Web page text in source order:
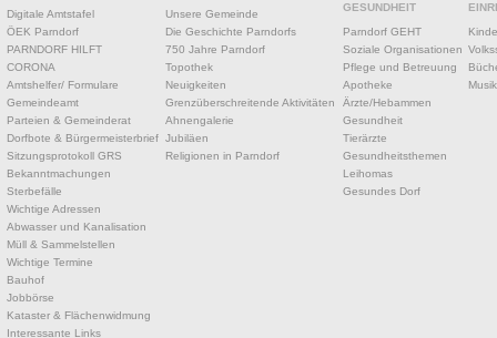
Digitale Amtstafel
ÖEK Parndorf
PARNDORF HILFT
CORONA
Amtshelfer/ Formulare
Gemeindeamt
Parteien & Gemeinderat
Dorfbote & Bürgermeisterbrief
Sitzungsprotokoll GRS
Bekanntmachungen
Sterbefälle
Wichtige Adressen
Abwasser und Kanalisation
Müll & Sammelstellen
Wichtige Termine
Bauhof
Jobbörse
Kataster & Flächenwidmung
Interessante Links
Unsere Gemeinde
Die Geschichte Parndorfs
750 Jahre Parndorf
Topothek
Neuigkeiten
Grenzüberschreitende Aktivitäten
Ahnengalerie
Jubiläen
Religionen in Parndorf
GESUNDHEIT
Parndorf GEHT
Soziale Organisationen
Pflege und Betreuung
Apotheke
Ärzte/Hebammen
Gesundheit
Tierärzte
Gesundheitsthemen
Leihomas
Gesundes Dorf